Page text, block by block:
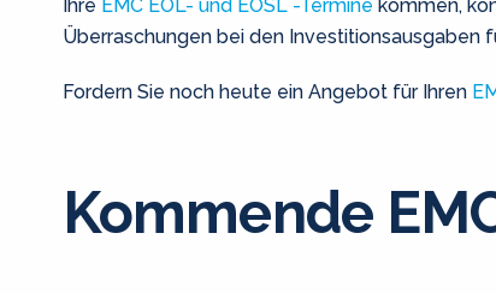
Ihre EMC EOL- und EOSL -Termine kommen,
Überraschungen bei den Investitionsausgaben
Fordern Sie noch heute ein Angebot für Ihren
Kommende